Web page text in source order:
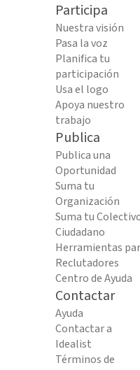
Participa
Nuestra visión
Pasa la voz
Planifica tu
participación
Usa el logo
Apoya nuestro
trabajo
Publica
Publica una
Oportunidad
Suma tu
Organización
Suma tu
Ciudadano
Herramientas
Reclutadores
Centro de Ayuda
Contactar
Ayuda
Contactar a
Idealist
Términos de